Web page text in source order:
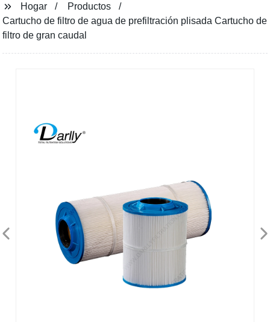
Hogar
Productos
Cartucho de filtro de agua de prefiltración plisada Cartucho de
filtro de gran caudal